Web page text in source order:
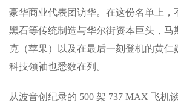
豪华商业代表团访华。在这份名单上，
黑石等传统制造与华尔街资本巨头，马
克（苹果）以及在最后一刻登机的黄仁
科技领袖也悉数在列。
从波音创纪录的 500 架 737 MAX 飞机